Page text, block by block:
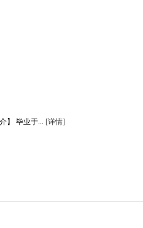
】 毕业于... [详情]